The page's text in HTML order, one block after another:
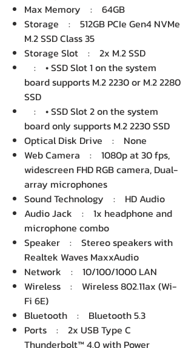
Max Memory : 64GB
Storage : 512GB PCIe Gen4 NVMe
M.2 SSD Class 35
Storage Slot : 2x M.2 SSD
: • SSD Slot 1 on the system
board supports M.2 2230 or M.2 2280
SSD
: • SSD Slot 2 on the system
board only supports M.2 2230 SSD
Optical Disk Drive : None
Web Camera : 1080p at 30 fps,
widescreen FHD RGB camera, Dual-
array microphones
Sound Technology : HD Audio
Audio Jack : 1x headphone and
microphone combo
Speaker : Stereo speakers with
Realtek Waves MaxxAudio
Network : 10/100/1000 LAN
Wireless : Wireless 802.11ax (Wi-
Fi 6E)
Bluetooth : Bluetooth 5.3
Ports : 2x USB Type C
Thunderbolt™ 4.0 with Power